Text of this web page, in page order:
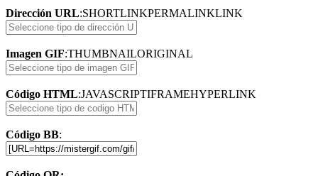
Dirección URL:SHORTLINKPERMALINKLINK
Imagen GIF:THUMBNAILORIGINAL
Código HTML:JAVASCRIPTIFRAMEHYPERLINK
Código BB: